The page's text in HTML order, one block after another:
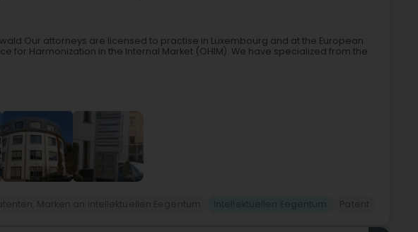
attorneys are licensed to practise in Luxembourg and at the European
for Harmonization in the Internal Market (OHIM). We have specialized from the